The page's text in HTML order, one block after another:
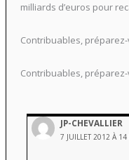
milliards d’euros pour
Contribuables,
Contribuables,
JP-CHEVALLIER
7 JUILLET 2012 À